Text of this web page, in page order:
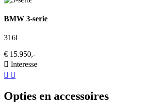
BMW 3-serie
316i
€ 15.950,-
Interesse
Opties en accessoires